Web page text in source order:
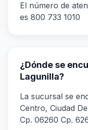
El número de
es 800 733 1010
¿Dónde se
Lagunilla?
La sucursal se
Centro, Ciudad
Cp. 06260 Cp.